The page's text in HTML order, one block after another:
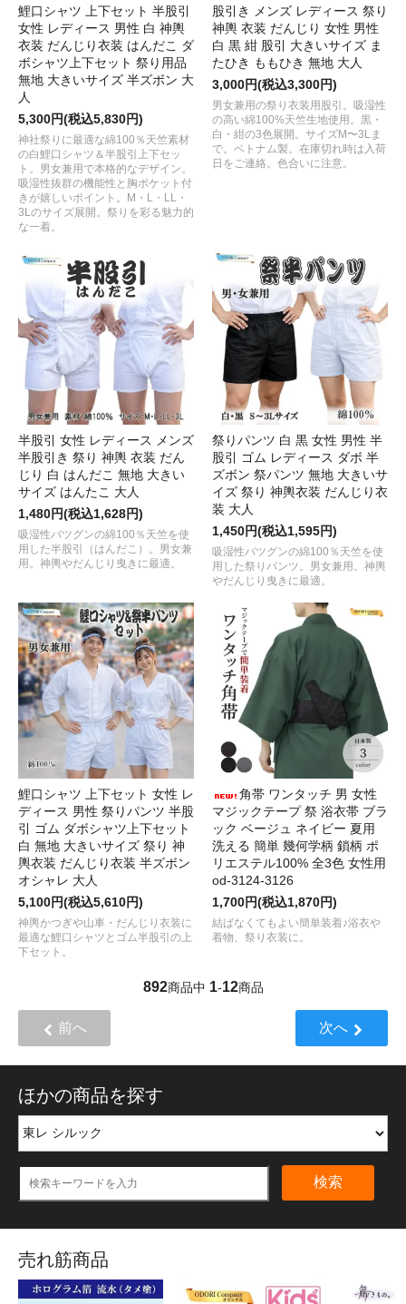
鯉口シャツ 上下セット 半股引
女性 レディース 男性 白 神輿
衣装 だんじり衣装 はんだこ ダ
ボシャツ上下セット 祭り用品
無地 大きいサイズ 半ズボン 大
人
5,300円(税込5,830円)
神社祭りに最適な綿100％天竺素材
の白鯉口シャツ＆半股引上下セッ
ト。男女兼用で本格的なデザイン。
吸湿性抜群の機能性と胸ポケット付
きが嬉しいポイント。M・L・LL・
3Lのサイズ展開。祭りを彩る魅力的
な一着。
股引き メンズ レディース 祭り
神輿 衣装 だんじり 女性 男性
白 黒 紺 股引 大きいサイズ ま
たひき ももひき 無地 大人
3,000円(税込3,300円)
男女兼用の祭り衣装用股引。吸湿性
の高い綿100%天竺生地使用。黒・
白・紺の3色展開。サイズM〜3Lま
で。ベトナム製。在庫切れ時は入荷
日をご連絡。色合いに注意。
半股引 女性 レディース メンズ
半股引き 祭り 神輿 衣装 だん
じり 白 はんだこ 無地 大きい
サイズ はんたこ 大人
1,480円(税込1,628円)
吸湿性バツグンの綿100％天竺を使
用した半股引（はんだこ）。男女兼
用。神輿やだんじり曳きに最適。
祭りパンツ 白 黒 女性 男性 半
股引 ゴム レディース ダボ 半
ズボン 祭パンツ 無地 大きいサ
イズ 祭り 神輿衣装 だんじり衣
装 大人
1,450円(税込1,595円)
吸湿性バツグンの綿100％天竺を使
用した祭りパンツ。男女兼用。神輿
やだんじり曳きに最適。
鯉口シャツ 上下セット 女性 レ
ディース 男性 祭りパンツ 半股
引 ゴム ダボシャツ上下セット
白 無地 大きいサイズ 祭り 神
輿衣装 だんじり衣装 半ズボン
オシャレ 大人
5,100円(税込5,610円)
神輿かつぎや山車・だんじり衣装に
最適な鯉口シャツとゴム半股引の上
下セット。
角帯 ワンタッチ 男 女性
マジックテープ 祭 浴衣帯 ブラ
ック ベージュ ネイビー 夏用
洗える 簡単 幾何学柄 鎖柄 ポ
リエステル100% 全3色 女性用
od-3124-3126
1,700円(税込1,870円)
結ばなくてもよい簡単装着♪浴衣や
着物、祭り衣装に。
892商品中 1-12商品
前へ 次へ
ほかの商品を探す
検索
売れ筋商品